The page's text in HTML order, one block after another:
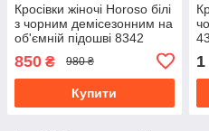
Кросівки жіночі Horoso білі
з чорним демісезонним на
об'ємній підошві 8342
850 ₴ 980 ₴
Купити
1